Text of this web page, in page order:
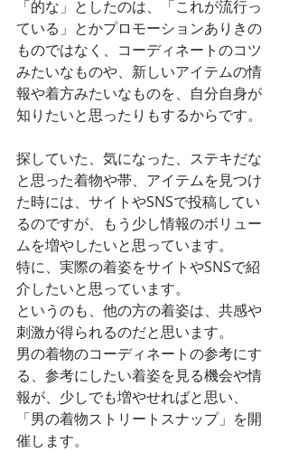
「的な」としたのは、「これが流行っ
ている」とかプロモーションありきの
ものではなく、コーディネートのコツ
みたいなものや、新しいアイテムの情
報や着方みたいなものを、自分自身が
知りたいと思ったりもするからです。
探していた、気になった、ステキだな
と思った着物や帯、アイテムを見つけ
た時には、サイトやSNSで投稿してい
るのですが、もう少し情報のボリュー
ムを増やしたいと思っています。
特に、実際の着姿をサイトやSNSで紹
介したいと思っています。
というのも、他の方の着姿は、共感や
刺激が得られるのだと思います。
男の着物のコーディネートの参考にす
る、参考にしたい着姿を見る機会や情
報が、少しでも増やせればと思い、
「男の着物ストリートスナップ」を開
催します。